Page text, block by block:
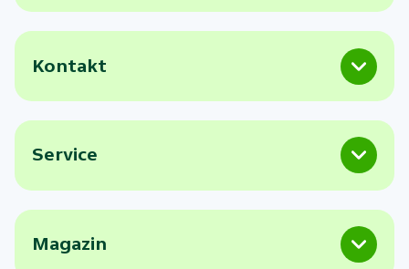
Kontakt
Service
Magazin